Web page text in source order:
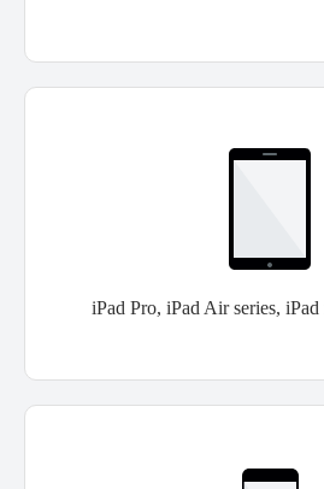
iPad Pro, iPad Air series,